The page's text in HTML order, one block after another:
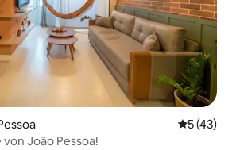
5 (43)
João Pessoa!